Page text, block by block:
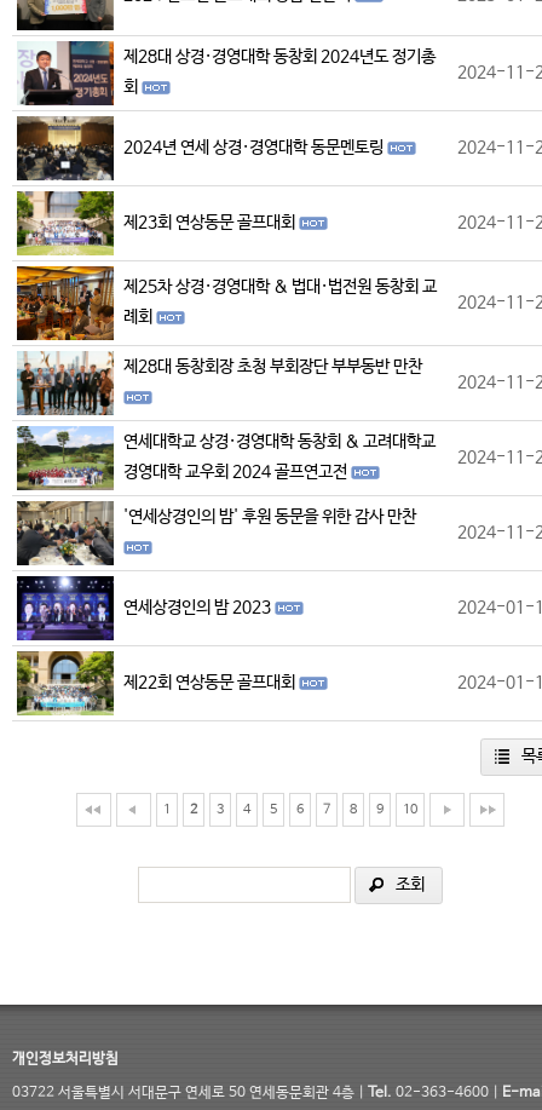
제28대 상경·경영대학 동창회 2024년도 정기총
회
2024-11-
2024년 연세 상경·경영대학 동문멘토링 2024-11-
제23회 연상동문 골프대회 2024-11-
제25차 상경·경영대학 & 법대·법전원 동창회 교
례회
2024-11-
제28대 동창회장 초청 부회장단 부부동반 만찬
2024-11-
연세대학교 상경·경영대학 동창회 & 고려대학교
경영대학 교우회 2024 골프연고전
2024-11-
'연세상경인의 밤' 후원 동문을 위한 감사 만찬
2024-11-
연세상경인의 밤 2023 2024-01-
제22회 연상동문 골프대회 2024-01-
목
1 2 3 4 5 6 7 8 9 10
조회
개인정보처리방침
03722 서울특별시 서대문구 연세로 50 연세동문회관 4층 | Tel. 02-363-4600 | E-